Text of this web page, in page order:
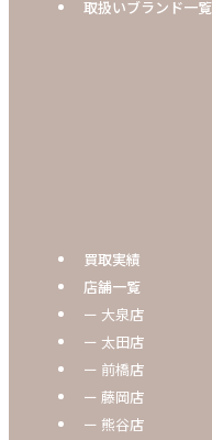
取扱いブランド一覧
買取実績
店舗一覧
ー 大泉店
ー 太田店
ー 前橋店
ー 藤岡店
ー 熊谷店